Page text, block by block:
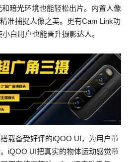
暗光环境也能轻松出片。内置人像
准捕捉人像之美。更有Cam Link功
白用户也能晋升摄影达人。
载备受好评的iQOO UI，为用户带
iQOO UI把真实的物体运动感觉带